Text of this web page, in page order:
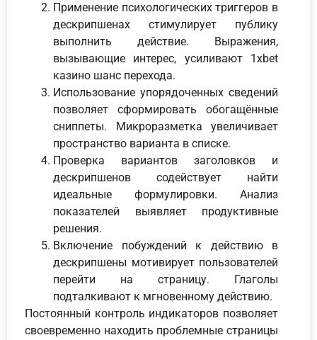
Применение психологических триггеров в
дескрипшенах стимулирует публику
выполнить действие. Выражения,
вызывающие интерес, усиливают 1xbet
казино шанс перехода.
Использование упорядоченных сведений
позволяет сформировать обогащённые
сниппеты. Микроразметка увеличивает
пространство варианта в списке.
Проверка вариантов заголовков и
дескрипшенов содействует найти
идеальные формулировки. Анализ
показателей выявляет продуктивные
решения.
Включение побуждений к действию в
дескрипшены мотивирует пользователей
перейти на страницу. Глаголы
подталкивают к мгновенному действию.
Постоянный контроль индикаторов позволяет
своевременно находить проблемные страницы